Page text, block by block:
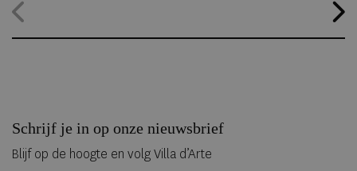
hele jaar geopend, waardoor gasten zelfs midden in de zomer
kunnen overnachten in met de hand uit ijs vervaardigde Art Suites.
Schrijf je in op onze nieuwsbrief
Blijf op de hoogte en volg Villa d’Arte